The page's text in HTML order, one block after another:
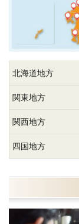
北海道地方
関東地方
関西地方
四国地方